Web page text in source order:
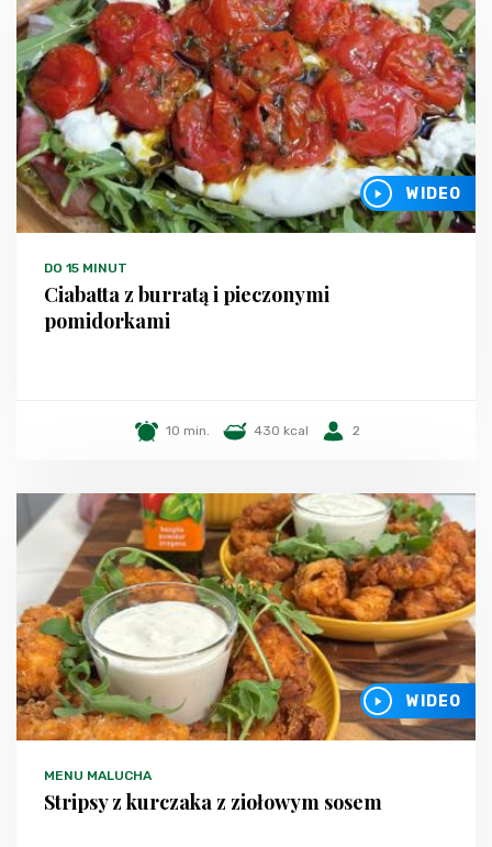
WIDEO
DO 15 MINUT
Ciabatta z burratą i pieczonymi
pomidorkami
10 min. 430 kcal 2
WIDEO
MENU MALUCHA
Stripsy z kurczaka z ziołowym sosem